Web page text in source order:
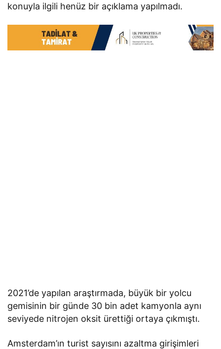
konuyla ilgili henüz bir açıklama yapılmadı.
2021’de yapılan araştırmada, büyük bir yolcu
gemisinin bir günde 30 bin adet kamyonla aynı
seviyede nitrojen oksit ürettiği ortaya çıkmıştı.
Amsterdam’ın turist sayısını azaltma girişimleri